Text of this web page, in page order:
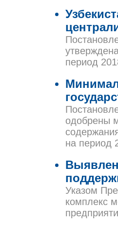
период
одобрены
на период
Указом
комплекс